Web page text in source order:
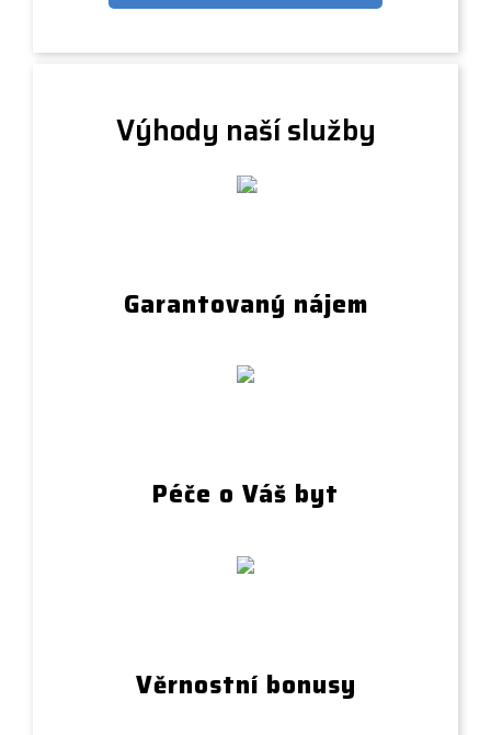
Výhody naší služby
Garantovaný nájem
Péče o Váš byt
Věrnostní bonusy